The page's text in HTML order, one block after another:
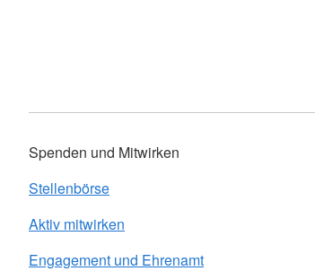
Spenden und Mitwirken
Stellenbörse
Aktiv mitwirken
Engagement und Ehrenamt